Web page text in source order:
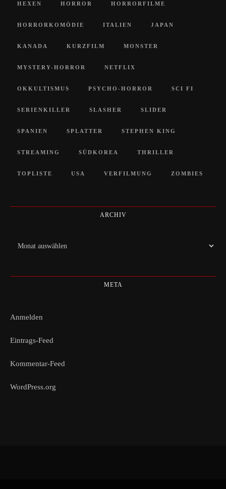
HEXEN HORROR HORRORFILME
HORRORKOMÖDIE ITALIEN JAPAN
KANADA KURZFILM MONSTER
MYSTERY-HORROR NETFLIX
OKKULTISMUS PSYCHO-HORROR SCI FI
SERIENKILLER SLASHER SLIDER
SPANIEN SPLATTER STEPHEN KING
STREAMING SÜDKOREA THRILLER
TOPLISTE USA VERFILMUNG ZOMBIES
ARCHIV
Archiv
META
Anmelden
Eintrags-Feed
Kommentar-Feed
WordPress.org